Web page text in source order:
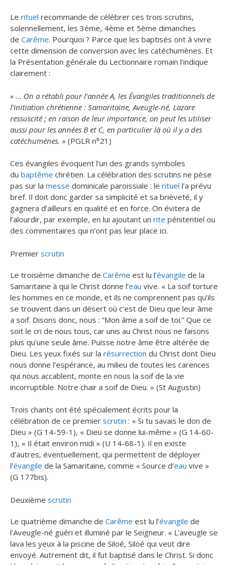
Le rituel recommande de célébrer ces trois scrutins,
solennellement, les 3ème, 4ème et 5ème dimanches
de Carême. Pourquoi ? Parce que les baptisés ont à vivre
cette dimension de conversion avec les catéchumènes. Et
la Présentation générale du Lectionnaire romain l’indique
clairement :
« … On a rétabli pour l’année A, les Évangiles traditionnels de
l’initiation chrétienne : Samaritaine, Aveugle-né, Lazare
ressuscité ; en raison de leur importance, on peut les utiliser
aussi pour les années B et C, en particulier là où il y a des
catéchumènes. » (PGLR n°21)
Ces évangiles évoquent l’un des grands symboles
du baptême chrétien. La célébration des scrutins ne pèse
pas sur la messe dominicale paroissiale : le rituel l’a prévu
bref. Il doit donc garder sa simplicité et sa brièveté, il y
gagnera d’ailleurs en qualité et en force. On évitera de
l’alourdir, par exemple, en lui ajoutant un rite pénitentiel ou
des commentaires qui n’ont pas leur place ici.
Premier scrutin
Le troisième dimanche de Carême est lu l’évangile de la
Samaritaine à qui le Christ donne l’eau vive. « La soif torture
les hommes en ce monde, et ils ne comprennent pas qu’ils
se trouvent dans un désert où c’est de Dieu que leur âme
a soif. Disons donc, nous : “Mon âme a soif de toi.” Que ce
soit le cri de nous tous, car unis au Christ nous ne faisons
plus qu’une seule âme. Puisse notre âme être altérée de
Dieu. Les yeux fixés sur la résurrection du Christ dont Dieu
nous donne l’espérance, au milieu de toutes les carences
qui nous accablent, monte en nous la soif de la vie
incorruptible. Notre chair a soif de Dieu. » (St Augustin)
Trois chants ont été spécialement écrits pour la
célébration de ce premier scrutin : « Si tu savais le don de
Dieu » (G 14-59-1), « Dieu se donne lui-même » (G 14-60-
1), « Il était environ midi » (U 14-68-1). Il en existe
d’autres, éventuellement, qui permettent de déployer
l’évangile de la Samaritaine, comme « Source d’eau vive »
(G 177bis).
Deuxième scrutin
Le quatrième dimanche de Carême est lu l’évangile de
l’Aveugle-né guéri et illuminé par le Seigneur. « L’aveugle se
lava les yeux à la piscine de Siloé, Siloé qui veut dire
envoyé. Autrement dit, il fut baptisé dans le Christ. Si donc